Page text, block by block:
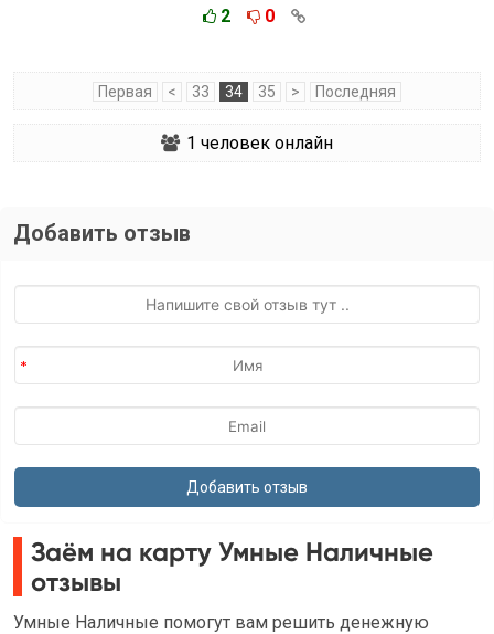
2 0
Первая < 33 34 35 > Последняя
1 человек онлайн
Добавить отзыв
Заём на карту Умные Наличные
отзывы
Умные Наличные помогут вам решить денежную